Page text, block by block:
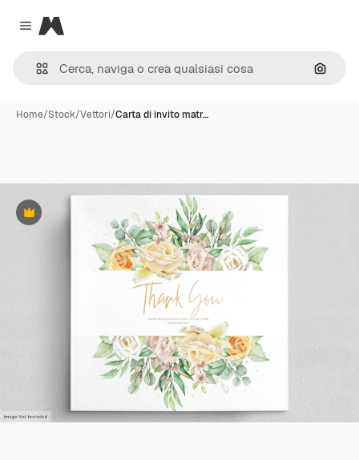
Close menu
Magnific
Cerca
Home/Stock/Vettori/Carta di invito matr…
Premium